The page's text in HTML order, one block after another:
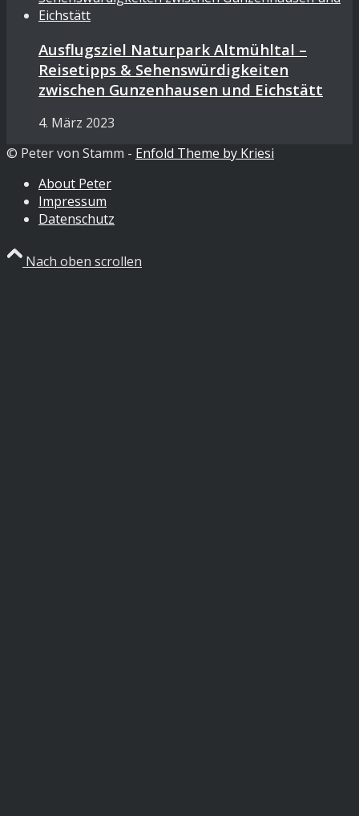
Ausflugsziel Naturpark Altmühltal –
Reisetipps & Sehenswürdigkeiten
zwischen Gunzenhausen und Eichstätt
4. März 2023
© Peter von Stamm - Enfold Theme by Kriesi
About Peter
Impressum
Datenschutz
Nach oben scrollen